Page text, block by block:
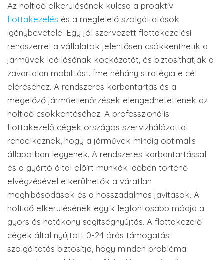
Az holtidő elkerülésének kulcsa a proaktív
flottakezelés és a megfelelő szolgáltatások
igénybevétele. Egy jól szervezett flottakezelési
rendszerrel a vállalatok jelentősen csökkenthetik a
járművek leállásának kockázatát, és biztosíthatják a
zavartalan mobilitást. Íme néhány stratégia e cél
eléréséhez. A rendszeres karbantartás és a
megelőző járműellenőrzések elengedhetetlenek az
holtidő csökkentéséhez. A professzionális
flottakezelő cégek országos szervizhálózattal
rendelkeznek, hogy a járművek mindig optimális
állapotban legyenek. A rendszeres karbantartással
és a gyártó által előírt munkák időben történő
elvégzésével elkerülhetők a váratlan
meghibásodások és a hosszadalmas javítások. A
holtidő elkerülésének egyik legfontosabb módja a
gyors és hatékony segítségnyújtás. A flottakezelő
cégek által nyújtott 0-24 órás támogatási
szolgáltatás biztosítja, hogy minden probléma